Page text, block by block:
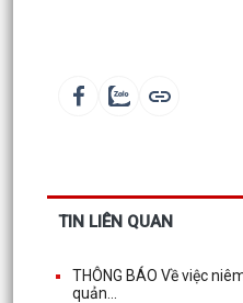
TIN LIÊN QUAN
THÔNG BÁO Về việc
quản...